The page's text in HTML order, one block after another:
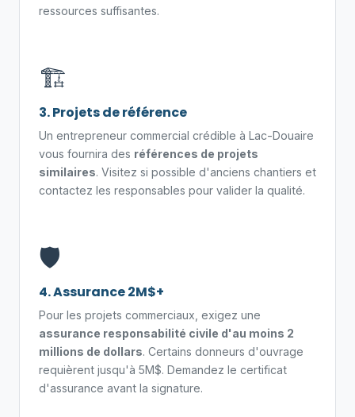
ressources suffisantes.
🏗️
3. Projets de référence
Un entrepreneur commercial crédible à Lac-Douaire
vous fournira des références de projets
similaires. Visitez si possible d'anciens chantiers et
contactez les responsables pour valider la qualité.
🛡️
4. Assurance 2M$+
Pour les projets commerciaux, exigez une
assurance responsabilité civile d'au moins 2
millions de dollars. Certains donneurs d'ouvrage
requièrent jusqu'à 5M$. Demandez le certificat
d'assurance avant la signature.